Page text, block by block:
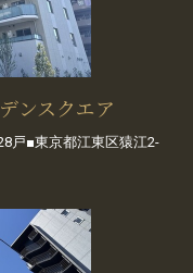
ンスクエア
戸■東京都江東区猿江2-